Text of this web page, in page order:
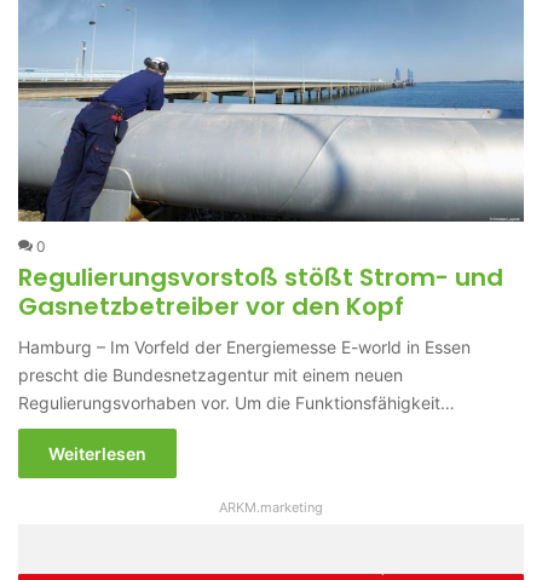
0
Regulierungsvorstoß stößt Strom- und
Gasnetzbetreiber vor den Kopf
Hamburg – Im Vorfeld der Energiemesse E-world in Essen
prescht die Bundesnetzagentur mit einem neuen
Regulierungsvorhaben vor. Um die Funktionsfähigkeit…
Weiterlesen
ARKM.marketing